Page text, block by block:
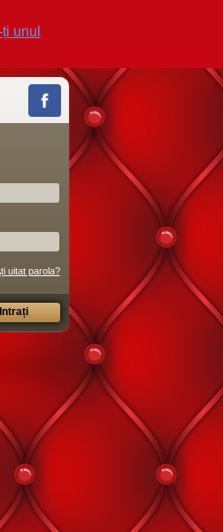
unul
uitat parola?